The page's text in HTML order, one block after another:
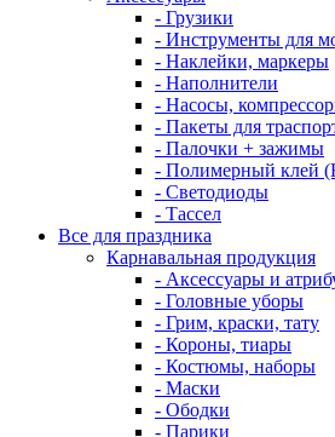
- Грузики
- Инструменты для
- Наклейки, маркеры
- Наполнители
- Насосы,
- Пакеты для
- Палочки + зажимы
- Полимерный клей
- Светодиоды
- Тассел
Все для праздника
Карнавальная продукция
- Аксессуары и
- Головные уборы
- Грим, краски, тату
- Короны, тиары
- Костюмы, наборы
- Маски
- Ободки
- Парики